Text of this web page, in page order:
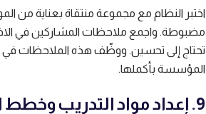
اختبر النظام مع مجموعة منتقاة بعناية من
مضبوطة. واجمع ملاحظات المشاركين في
تحتاج إلى تحسين. ووظّف هذه الملاحظات
المؤسسة بأكملها.
9. إعداد مواد التدريب وخطط التواصل